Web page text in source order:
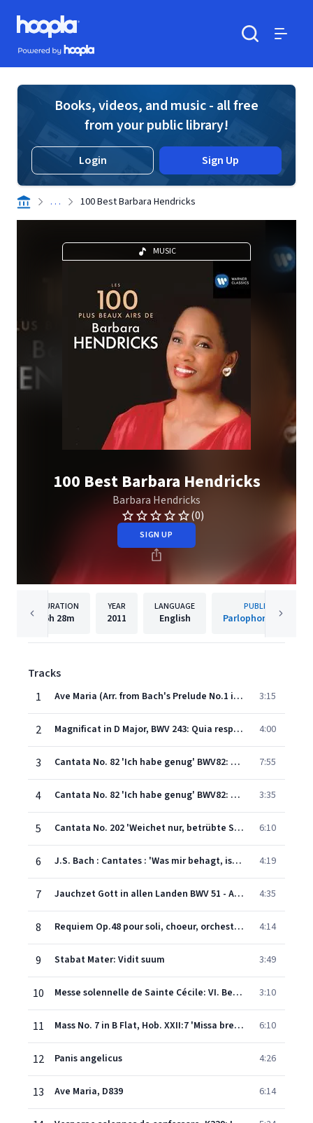
Skip to main content
Hoopla logo
Powered by Hoopla
Books, videos, and music - all free
from your public library!
Login Sign Up
. . . 100 Best Barbara Hendricks
MUSIC
100 Best Barbara Hendricks
Barbara Hendricks
(0)
SIGN UP
DURATION
6h 28m
YEAR
2011
LANGUAGE
English
PUBLISHER
Parlophone France
Tracks
1
Ave Maria (Arr. from Bach's Prelude No.1 in C Major, BWV 846) 3:15
2 Magnificat in D Major, BWV 243: Quia respexit... Omnes generationes 4:00
3 Cantata No. 82 'Ich habe genug' BWV82: Aria: Ich habe genug 7:55
4 Cantata No. 82 'Ich habe genug' BWV82: Aria: Ich freue mich auf meinen Tod 3:35
5 Cantata No. 202 'Weichet nur, betrübte Schatten' (Wedding Cantata), BWV202: Aria: Weichet nur, betrübte Schatten (S) 6:10
6 J.S. Bach : Cantates : 'Was mir behagt, ist nur die muntr'e Jagd BWV. 208 - Aria n°9 : Schafe können sicher weiden 4:19
7 Jauchzet Gott in allen Landen BWV 51 - Aria : Jauchzet Gott in allen Landen 4:35
8 Requiem Op.48 pour soli, choeur, orchestre & orgue : IV - Pie Jesu 4:14
9 Stabat Mater: Vidit suum 3:49
10 Messe solennelle de Sainte Cécile: VI. Benedictus 3:10
11 Mass No. 7 in B Flat, Hob. XXII:7 'Missa brevis Sancti Joannis de Deo': Benedictus 6:10
12 Panis angelicus 4:26
13 Ave Maria, D839 6:14